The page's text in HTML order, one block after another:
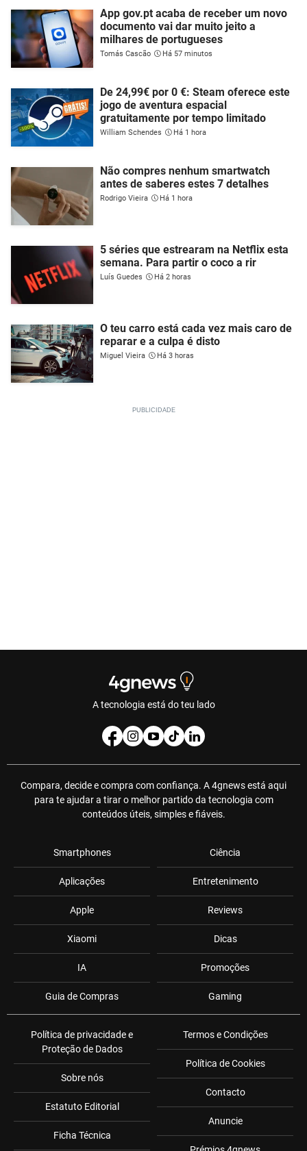
App gov.pt acaba de receber um novo
documento vai dar muito jeito a
milhares de portugueses
Tomás Cascão Há 57 minutos
De 24,99€ por 0 €: Steam oferece este
jogo de aventura espacial
gratuitamente por tempo limitado
William Schendes Há 1 hora
Não compres nenhum smartwatch
antes de saberes estes 7 detalhes
Rodrigo Vieira Há 1 hora
5 séries que estrearam na Netflix esta
semana. Para partir o coco a rir
Luís Guedes Há 2 horas
O teu carro está cada vez mais caro de
reparar e a culpa é disto
Miguel Vieira Há 3 horas
A tecnologia está do teu lado
Compara, decide e compra com confiança. A 4gnews está aqui
para te ajudar a tirar o melhor partido da tecnologia com
conteúdos úteis, simples e fiáveis.
Smartphones
Aplicações
Apple
Xiaomi
IA
Guia de Compras
Ciência
Entretenimento
Reviews
Dicas
Promoções
Gaming
Política de privacidade e
Proteção de Dados
Sobre nós
Estatuto Editorial
Ficha Técnica
Termos e Condições
Política de Cookies
Contacto
Anuncie